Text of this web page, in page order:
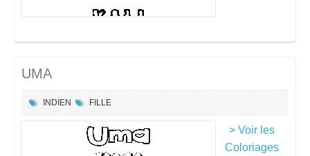
UMA
INDIEN FILLE
> Voir les
Coloriages